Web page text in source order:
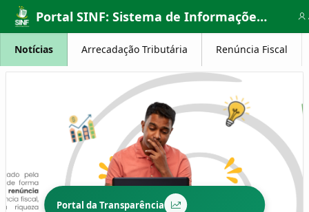
Skip to Main Content
Portal SINF: Sistema de Informações Fiscais
Notícias Arrecadação Tributária Renúncia Fiscal
Portal da Transparência